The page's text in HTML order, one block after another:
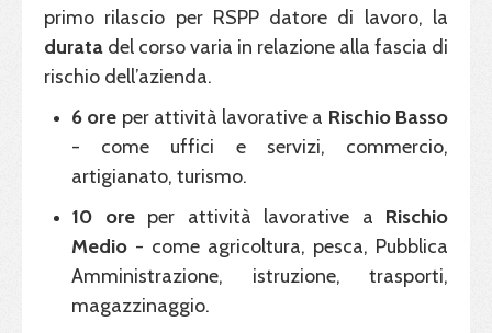
primo rilascio per RSPP datore di lavoro, la
durata del corso varia in relazione alla fascia di
rischio dell’azienda.
6 ore per attività lavorative a Rischio Basso
- come uffici e servizi, commercio,
artigianato, turismo.
10 oreper attività lavorative a Rischio
Medio - come agricoltura, pesca, Pubblica
Amministrazione, istruzione, trasporti,
magazzinaggio.